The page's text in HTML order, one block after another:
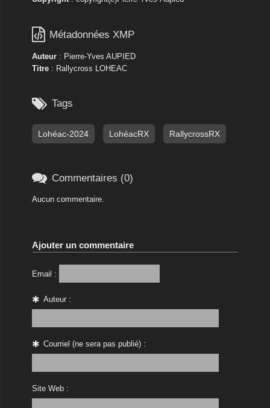
 Métadonnées XMP
Auteur: Pierre-Yves AUPIED
Titre: Rallycross LOHEAC
 Tags
Lohéac-2024 LohéacRX RallycrossRX
 Commentaires (0)
Aucun commentaire.
Ajouter un commentaire
Email :
Auteur :
Courriel (ne sera pas publié) :
Site Web :